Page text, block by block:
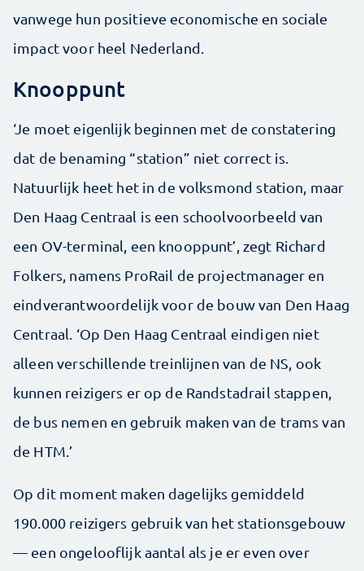
vanwege hun positieve economische en sociale
impact voor heel Nederland.
Knooppunt
‘Je moet eigenlijk beginnen met de constatering
dat de benaming “station” niet correct is.
Natuurlijk heet het in de volksmond station, maar
Den Haag Centraal is een schoolvoorbeeld van
een OV-terminal, een knooppunt’, zegt Richard
Folkers, namens ProRail de projectmanager en
eindverantwoordelijk voor de bouw van Den Haag
Centraal. ‘Op Den Haag Centraal eindigen niet
alleen verschillende treinlijnen van de NS, ook
kunnen reizigers er op de Randstadrail stappen,
de bus nemen en gebruik maken van de trams van
de HTM.’
Op dit moment maken dagelijks gemiddeld
190.000 reizigers gebruik van het stationsgebouw
— een ongelooflijk aantal als je er even over